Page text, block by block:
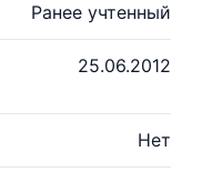
Ранее учтенный
25.06.2012
Нет